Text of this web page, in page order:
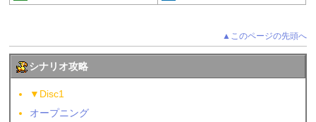
▲このページの先頭へ
シナリオ攻略
▼Disc1
オープニング